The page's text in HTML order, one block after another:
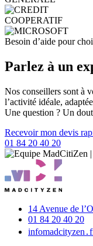
Besoin d’aide pour
Parlez à un
Nos conseillers sont à
l’activité idéale,
Une question ? Un
Recevoir mon devis
01 84 20 40 20
14 Avenue de
01 84 20 40 20
info